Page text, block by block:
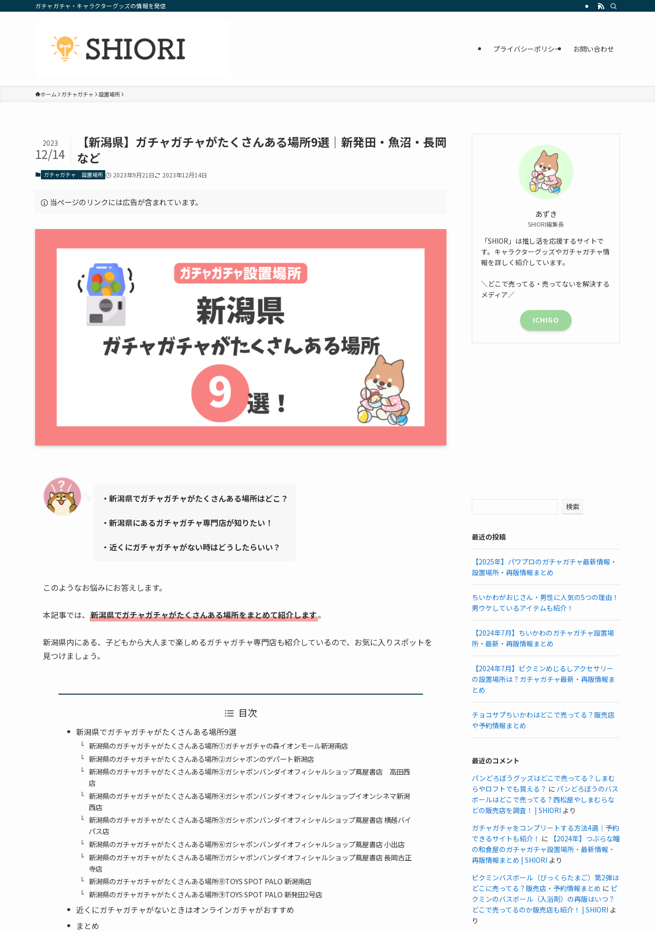
ガチャガチャ・キャラクターグッズの情報を発信
プライバシーポリシー お問い合わせ
ホーム ガチャガチャ 設置場所
【新潟県】ガチャガチャがたくさんある場所9選｜新発田・魚沼・長岡
など
2023
12/14
ガチャガチャ 設置場所 2023年9月21日 2023年12月14日
当ページのリンクには広告が含まれています。
・新潟県でガチャガチャがたくさんある場所はどこ？
・新潟県にあるガチャガチャ専門店が知りたい！
・近くにガチャガチャがない時はどうしたらいい？
このようなお悩みにお答えします。
本記事では、 新潟県でガチャガチャがたくさんある場所をまとめて紹介します。
新潟県内にある、子どもから大人まで楽しめるガチャガチャ専門店も紹介しているので、お気に入りスポットを
見つけましょう。
目次
新潟県でガチャガチャがたくさんある場所9選
新潟県のガチャガチャがたくさんある場所①ガチャガチャの森イオンモール新潟南店
新潟県のガチャガチャがたくさんある場所②ガシャポンのデパート新潟店
新潟県のガチャガチャがたくさんある場所③ガシャポンバンダイオフィシャルショップ蔦屋書店 高田西
店
新潟県のガチャガチャがたくさんある場所④ガシャポンバンダイオフィシャルショップイオンシネマ新潟
西店
新潟県のガチャガチャがたくさんある場所⑤ガシャポンバンダイオフィシャルショップ蔦屋書店 横越バイ
パス店
新潟県のガチャガチャがたくさんある場所⑥ガシャポンバンダイオフィシャルショップ蔦屋書店 小出店
新潟県のガチャガチャがたくさんある場所⑦ガシャポンバンダイオフィシャルショップ蔦屋書店 長岡古正
寺店
新潟県のガチャガチャがたくさんある場所⑧TOYS SPOT PALO 新潟南店
新潟県のガチャガチャがたくさんある場所⑨TOYS SPOT PALO 新発田2号店
近くにガチャガチャがないときはオンラインガチャがおすすめ
まとめ
あずき
SHIORI編集長
「SHIOR」は推し活を応援するサイトで
す。キャラクターグッズやガチャガチャ情
報を詳しく紹介しています。
＼どこで売ってる・売ってないを解決する
メディア／
ICHIGO
検索
最近の投稿
【2025年】パワプロのガチャガチャ最新情報・
設置場所・再販情報まとめ
ちいかわがおじさん・男性に人気の5つの理由！
男ウケしているアイテムも紹介！
【2024年7月】ちいかわのガチャガチャ設置場
所・最新・再販情報まとめ
【2024年7月】ピクミンめじるしアクセサリー
の設置場所は？ガチャガチャ最新・再販情報ま
とめ
チョコサプちいかわはどこで売ってる？販売店
や予約情報まとめ
最近のコメント
パンどろぼうグッズはどこで売ってる？しまむ
らやロフトでも買える？ に パンどろぼうのバス
ボールはどこで売ってる？西松屋やしまむらな
どの販売店を調査！ | SHIORI より
ガチャガチャをコンプリートする方法4選｜予約
できるサイトも紹介！ に
【2024年】つぶらな瞳
の和食屋のガチャガチャ設置場所・最新情報・
再販情報まとめ | SHIORI より
ピクミンバスボール（びっくらたまご）第2弾は
どこに売ってる？販売店・予約情報まとめ に ピ
クミンのバスボール（入浴剤）の再販はいつ？
どこで売ってるのか販売店も紹介！ | SHIORI よ
り